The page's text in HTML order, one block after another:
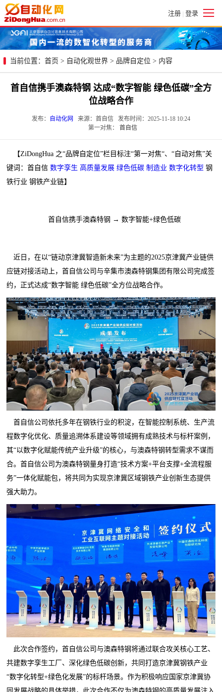
注册 | 登录
当前位置： 首页 > 自动化观世界 > 品牌自定位 > 内容
首自信携手澳森特钢 达成“数字智能 绿色低碳”全方
位战略合作
发布： 自动化网
来源：首自信 发布时间：2025-11-18 10:24
第一对焦： 首自信
【ZiDongHua 之“品牌自定位”栏目标注“第一对焦“、“自动对焦”关
键词：首自信数字孪生 高质量发展 绿色低碳 制造业 数字化转型 钢
铁行业 钢铁产业链】
首自信携手澳森特钢 → 数字智能+绿色低碳
近日，在以“链动京津冀智造新未来”为主题的2025京津冀产业链供
应链对接活动上，首自信公司与辛集市澳森特钢集团有限公司完成签
约，正式达成“数字智能 绿色低碳”全方位战略合作。
首自信公司依托多年在钢铁行业的积淀，在智能控制系统、生产流
程数字化优化、质量追溯体系建设等领域拥有成熟技术与标杆案例，
其“以数字化赋能传统产业升级”的核心，与澳森特钢转型需求不谋而
合。首自信公司为澳森特钢量身打造“技术方案+平台支撑+全流程服
务”一体化赋能包，将共同为实现京津冀区域钢铁产业创新生态提供
强大助力。
此次合作签约，首自信公司与澳森特钢将通过联合攻关核心工艺、
共建数字孪生工厂、深化绿色低碳创新，共同打造京津冀钢铁产业
“数字化转型+绿色化发展”的标杆场景。作为积极响应国家京津冀协